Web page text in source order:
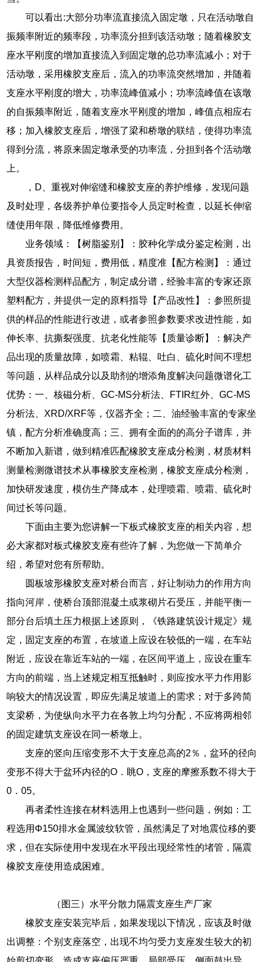
可以看出:大部分功率流直接流入固定墩，只在活动墩自
振频率附近的频率段，功率流分担到该活动墩；随着橡胶支
座水平刚度的增加直接流入到固定墩的总功率流减小；对于
活动墩，采用橡胶支座后，流入的功率流突然增加，并随着
支座水平刚度的增大，功率流峰值减小；功率流峰值在该墩
的自振频率附近，随着支座水平刚度的增加，峰值点相应右
移；加入橡胶支座后，增强了梁和桥墩的联结，使得功率流
得到分流，将原来固定墩承受的功率流，分担到各个活动墩
上。
，D、重视对伸缩缝和橡胶支座的养护维修，发现问题
及时处理，各级养护单位要指令人员定时检查，以延长伸缩
缝使用年限，降低维修费用。
业务领域：【树脂鉴别】：胶种化学成分鉴定检测，出
具资质报告，时间短，费用低，精度准【配方检测】：通过
大型仪器检测样品配方，制定成分谱，经验丰富的专家还原
塑料配方，并提供一定的原料指导【产品改性】：参照所提
供的样品的性能进行改进，或者参照参数要求改进性能，如
伸长率、抗撕裂强度、抗老化性能等【质量诊断】：解决产
品出现的质量故障，如喷霜、粘辊、吐白、硫化时间不理想
等问题，从样品成分以及助剂的增添角度解决问题微谱化工
优势：一、核磁分析、GC-MS分析法、FTIR红外、GC-MS
分析法、XRD/XRF等，仪器齐全；二、油经验丰富的专家坐
镇，配方分析准确度高；三、拥有全面的的高分子谱库，并
不断加入新谱，做到精准匹配橡胶支座成分检测，材质材料
测量检测微谱技术从事橡胶支座检测，橡胶支座成分检测，
加快研发速度，模仿生产降成本，处理喷霜、喷霜、硫化时
间过长等问题。
下面由主要为您讲解一下板式橡胶支座的相关内容，想
必大家都对板式橡胶支座有些许了解，为您做一下简单介
绍，希望对您有所帮助。
圆板坡形橡胶支座对桥台而言，好让制动力的作用方向
指向河岸，使桥台顶部混凝土或浆砌片石受压，并能平衡一
部分台后填土压力根据上述原则，《铁路建筑设计规定》规
定，固定支座的布置，在坡道上应设在较低的一端，在车站
附近，应设在靠近车站的一端，在区间平道上，应设在重车
方向的前端，当上述规定相互抵触时，则应按水平力作用影
响较大的情况设置，即应先满足坡道上的需求；对于多跨简
支梁桥，为使纵向水平力在各敦上均匀分配，不应将两相邻
的固定建筑支座设在同一桥墩上。
支座的竖向压缩变形不大于支座总高的2％，盆环的径向
变形不得大于盆环内径的O．眺O，支座的摩擦系数不得大于
0．05。
再者柔性连接在材料选用上也遇到一些问题，例如：工
程选用Φ150排水金属波纹软管，虽然满足了对地震位移的要
求，但在实际使用中发现在水平段出现经常性的堵管，隔震
橡胶支座使用造成困难。
（图三）水平分散力隔震支座生产厂家
橡胶支座安装完毕后，如果发现以下情况，应该及时做
出调整：个别支座落空，出现不均匀受力支座发生较大的初